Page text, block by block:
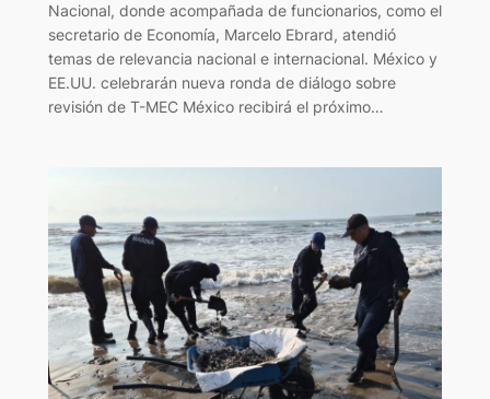
Nacional, donde acompañada de funcionarios, como el
secretario de Economía, Marcelo Ebrard, atendió
temas de relevancia nacional e internacional. México y
EE.UU. celebrarán nueva ronda de diálogo sobre
revisión de T-MEC México recibirá el próximo…